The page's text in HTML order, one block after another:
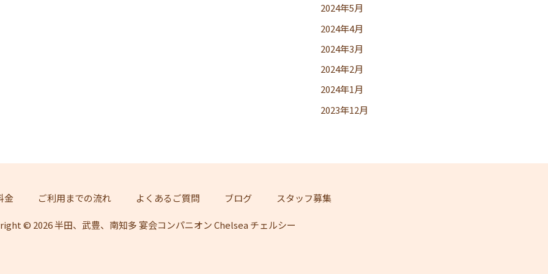
2024年5月
2024年4月
2024年3月
2024年2月
2024年1月
2023年12月
金 ご利用までの流れ よくあるご質問 ブログ スタッフ募集
© 2026 半田、武豊、南知多 宴会コンパニオン Chelsea チェルシー